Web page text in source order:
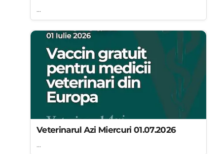
...
Veterinarul Azi Miercuri 01.07.2026
...